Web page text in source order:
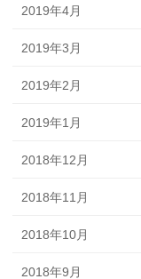
2019年4月
2019年3月
2019年2月
2019年1月
2018年12月
2018年11月
2018年10月
2018年9月